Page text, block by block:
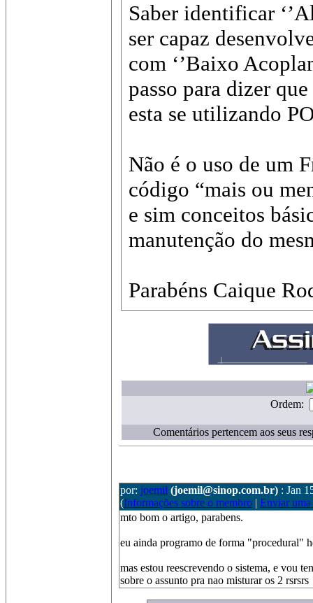
Saber identificar
ser capaz
com ‘’Baixo
passo para dizer que
esta se utilizando
Não é o uso de um
código “mais ou
e sim conceitos
manutenção do
Parabéns Caique
Ordem:
Comentários pertencem aos seus
por: joemil (joemil@sinop.com.br) : Jan
(Informações sobre o membro | Enviar uma
mto bom o artigo, parabens.
eu ainda programo de forma "procedural"
mas estou reescrevendo o sistema, e vou
sobre o assunto pra nao misturar os 2 rsrsrs